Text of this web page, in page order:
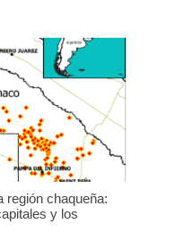
región chaqueña:
y los